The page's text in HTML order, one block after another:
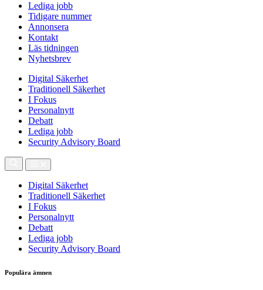
Lediga jobb
Tidigare nummer
Annonsera
Kontakt
Läs tidningen
Nyhetsbrev
Digital Säkerhet
Traditionell Säkerhet
I Fokus
Personalnytt
Debatt
Lediga jobb
Security Advisory Board
Digital Säkerhet
Traditionell Säkerhet
I Fokus
Personalnytt
Debatt
Lediga jobb
Security Advisory Board
Populära ämnen